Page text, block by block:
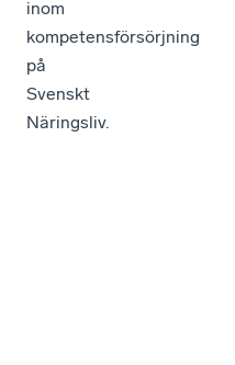
inom
kompetensförsörjning
på
Svenskt
Näringsliv.